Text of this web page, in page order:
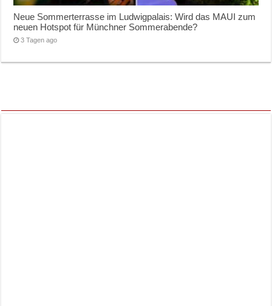
Neue Sommerterrasse im Ludwigpalais: Wird das MAUI zum
neuen Hotspot für Münchner Sommerabende?
3 Tagen ago